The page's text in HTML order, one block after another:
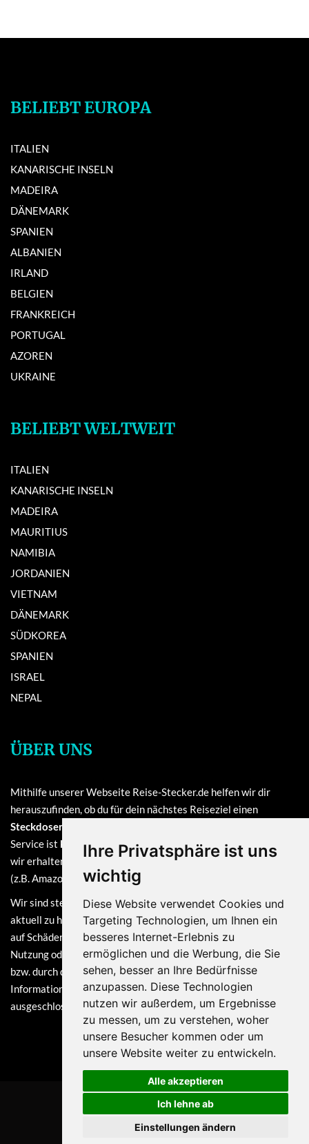
Ihre Privatsphäre ist uns
wichtig
Diese Website verwendet Cookies und
Targeting Technologien, um Ihnen ein
besseres Internet-Erlebnis zu
ermöglichen und die Werbung, die Sie
sehen, besser an Ihre Bedürfnisse
anzupassen. Diese Technologien
nutzen wir außerdem, um Ergebnisse
zu messen, um zu verstehen, woher
unsere Besucher kommen oder um
unsere Website weiter zu entwickeln.
Alle akzeptieren
Ich lehne ab
Einstellungen ändern
BELIEBT EUROPA
ITALIEN
KANARISCHE INSELN
MADEIRA
DÄNEMARK
SPANIEN
ALBANIEN
IRLAND
BELGIEN
FRANKREICH
PORTUGAL
AZOREN
UKRAINE
BELIEBT WELTWEIT
ITALIEN
KANARISCHE INSELN
MADEIRA
MAURITIUS
NAMIBIA
JORDANIEN
VIETNAM
DÄNEMARK
SÜDKOREA
SPANIEN
ISRAEL
NEPAL
ÜBER UNS
Mithilfe unserer Webseite Reise-Stecker.de helfen wir dir
herauszufinden, ob du für dein nächstes Reiseziel einen
Steckdosenadapter oder einen Reisestecker
Service ist kostenlos
und finanziert sich durch Provisionen, die
wir erhalten, sofern du bei einem unserer verlinkten Partner
(z.B. Amazon) eine Bestellung tätigst.
Wir sind stets bemüht, die Informationen auf dieser Webseite
aktuell zu halten. Dennoch sind Haftungsansprüche, welche sich
auf Schäden materieller oder ideeller Art beziehen, die durch die
Nutzung oder Nichtnutzung der dargebotenen Informationen
bzw. durch die Nutzung fehlerhafter und unvollständiger
Informationen verursacht wurden, grundsätzlich
ausgeschlossen.
© 2026 KTsys Solutions GmbH
Datenschutzerklärung
Impressum